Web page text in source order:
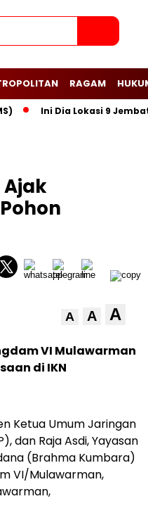
RAGAM
Ini Dia Lokasi 9 Jembatan
A A A
VI Mulawarman
di IKN
Ketua Umum Jaringan
dan Raja Asdi, Yayasan
(Brahma Kumbara)
VI/Mulawarman,